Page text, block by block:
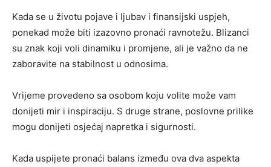
Kada se u životu pojave i ljubav i finansijski uspjeh,
ponekad može biti izazovno pronaći ravnotežu. Blizanci
su znak koji voli dinamiku i promjene, ali je važno da ne
zaboravite na stabilnost u odnosima.
Vrijeme provedeno sa osobom koju volite može vam
donijeti mir i inspiraciju. S druge strane, poslovne prilike
mogu donijeti osjećaj napretka i sigurnosti.
Kada uspijete pronaći balans između ova dva aspekta